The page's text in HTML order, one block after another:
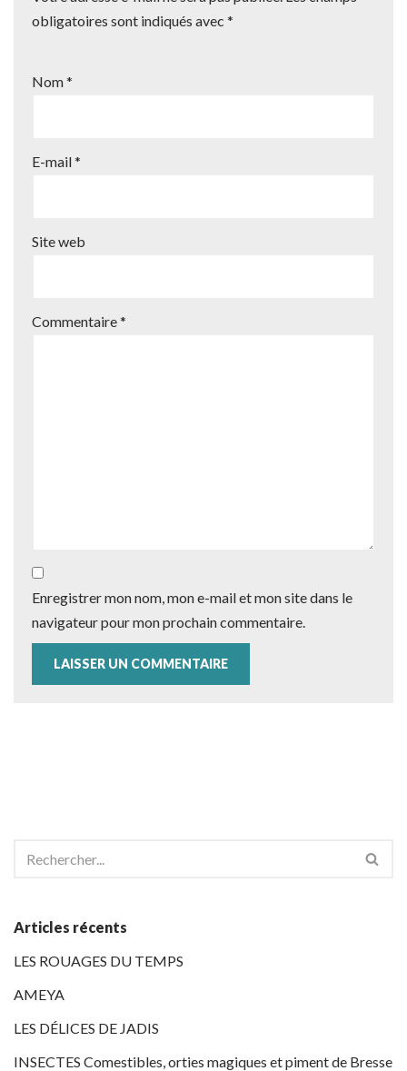
obligatoires sont indiqués avec *
Nom*
E-mail*
Site web
Commentaire*
Enregistrer mon nom, mon e-mail et mon site dans le
navigateur pour mon prochain commentaire.
Articles récents
LES ROUAGES DU TEMPS
AMEYA
LES DÉLICES DE JADIS
INSECTES Comestibles, orties magiques et piment de Bresse